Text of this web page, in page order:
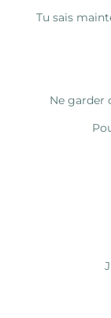
Tu sais
Ne garder